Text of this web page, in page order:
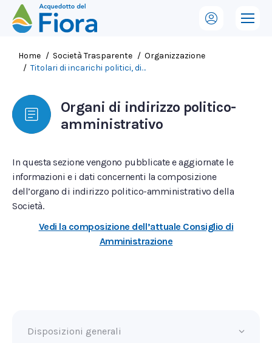
Tu sei qui:
Home Società Trasparente
Organizzazione
Titolari di incarichi politici, di…
Organi di indirizzo politico-
amministrativo
In questa sezione vengono pubblicate e aggiornate le
informazioni e i dati concernenti la composizione
dell’organo di indirizzo politico-amministrativo della
Società.
Vedi la composizione dell’attuale Consiglio di
Amministrazione
Disposizioni generali